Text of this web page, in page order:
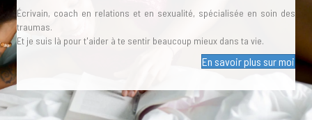
Écrivain, coach en relations et en sexualité, spécialisée en soin des
traumas.
Et je suis là pour t'aider à te sentir beaucoup mieux dans ta vie.
En savoir plus sur moi